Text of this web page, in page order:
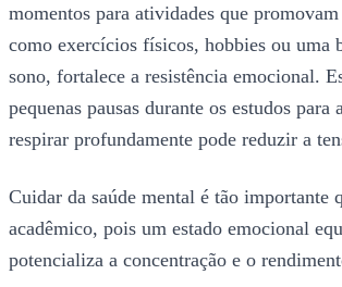
momentos para atividades que
como exercícios físicos, hobbies ou uma
sono, fortalece a resistência emocional.
pequenas pausas durante os estudos para
respirar profundamente pode reduzir a
Cuidar da saúde mental é tão importante
acadêmico, pois um estado emocional
potencializa a concentração e o